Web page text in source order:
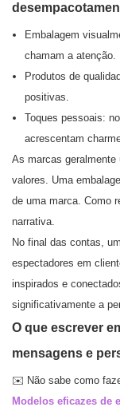
Embalagem
chamam a atenção.
Produtos de
positivas.
Toques pessoais:
acrescentam
As marcas
valores. Uma
de uma marca. Como
narrativa.
No final das contas,
espectadores em
inspirados e
significativamente a
O que escrever
mensagens e
✉️ Não sabe como
Modelos eficazes de